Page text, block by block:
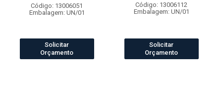
Código: 13006051
Embalagem: UN/01
Solicitar
Orçamento
Código: 13006112
Embalagem: UN/01
Solicitar
Orçamento